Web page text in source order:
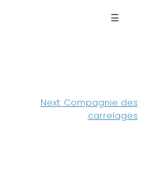
☰
Next: Compagnie des
carrelages